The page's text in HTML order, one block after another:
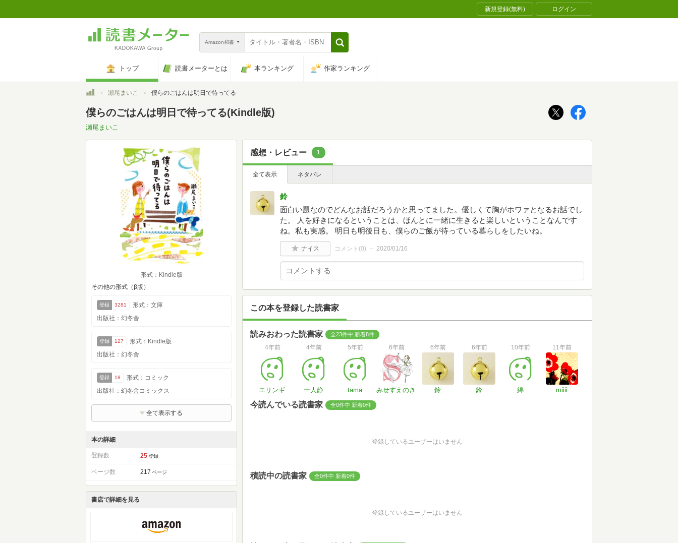
新規登録(無料) ログイン
Amazon和書
トップ 読書メーターとは 本ランキング 作家ランキング
トップ瀬尾まいこ 僕らのごはんは明日で待ってる
僕らのごはんは明日で待ってる(Kindle版)
瀬尾まいこ
形式：Kindle版
その他の形式（β版）
登録 3281
形式：文庫
出版社：幻冬舎
登録 127
形式：Kindle版
出版社：幻冬舎
登録 18
形式：コミック
出版社：幻冬舎コミックス
全て表示する
本の詳細
登録数 25 登録
ページ数 217 ページ
書店で詳細を見る
感想・レビュー 1
全て表示 ネタバレ
鈴
面白い題なのでどんなお話だろうかと思ってました。優しくて胸がホワァとなるお話でし
た。 人を好きになるということは、ほんとに一緒に生きると楽しいということなんです
ね。私も実感。 明日も明後日も、僕らのご飯が待っている暮らしをしたいね。
ナイス コメント(0) 2020/01/16
この本を登録した読書家
読みおわった読書家 全23件中 新着8件
4年前
エリンギ
4年前
一人静
5年前
tama
6年前
みせすえのき
6年前
鈴
6年前
鈴
10年前
綿
11年前
miiii
今読んでいる読書家 全0件中 新着0件
登録しているユーザーはいません
積読中の読書家 全0件中 新着0件
登録しているユーザーはいません